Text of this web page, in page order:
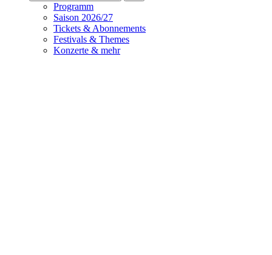
Programm
Saison 2026/27
Tickets & Abonnements
Festivals & Themes
Konzerte & mehr